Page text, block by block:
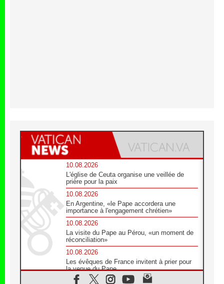
10.08.2026
L'église de Ceuta organise une veillée de
prière pour la paix
10.08.2026
En Argentine, «le Pape accordera une
importance à l'engagement chrétien»
10.08.2026
La visite du Pape au Pérou, «un moment de
réconciliation»
10.08.2026
Les évêques de France invitent à prier pour
la venue du Pape
10.08.2026